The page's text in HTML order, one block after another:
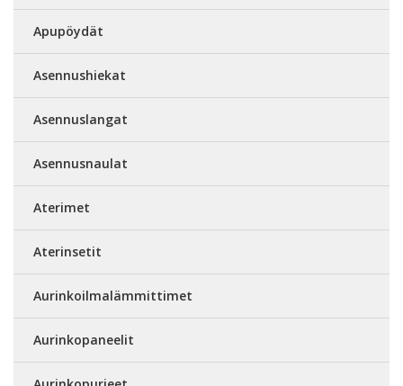
Apupöydät
Asennushiekat
Asennuslangat
Asennusnaulat
Aterimet
Aterinsetit
Aurinkoilmalämmittimet
Aurinkopaneelit